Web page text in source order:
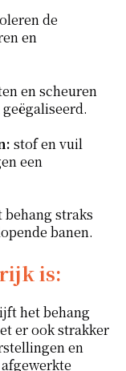
de
en
en scheuren
stof en vuil
een
behang straks
banen.
is:
het behang
er ook strakker
en